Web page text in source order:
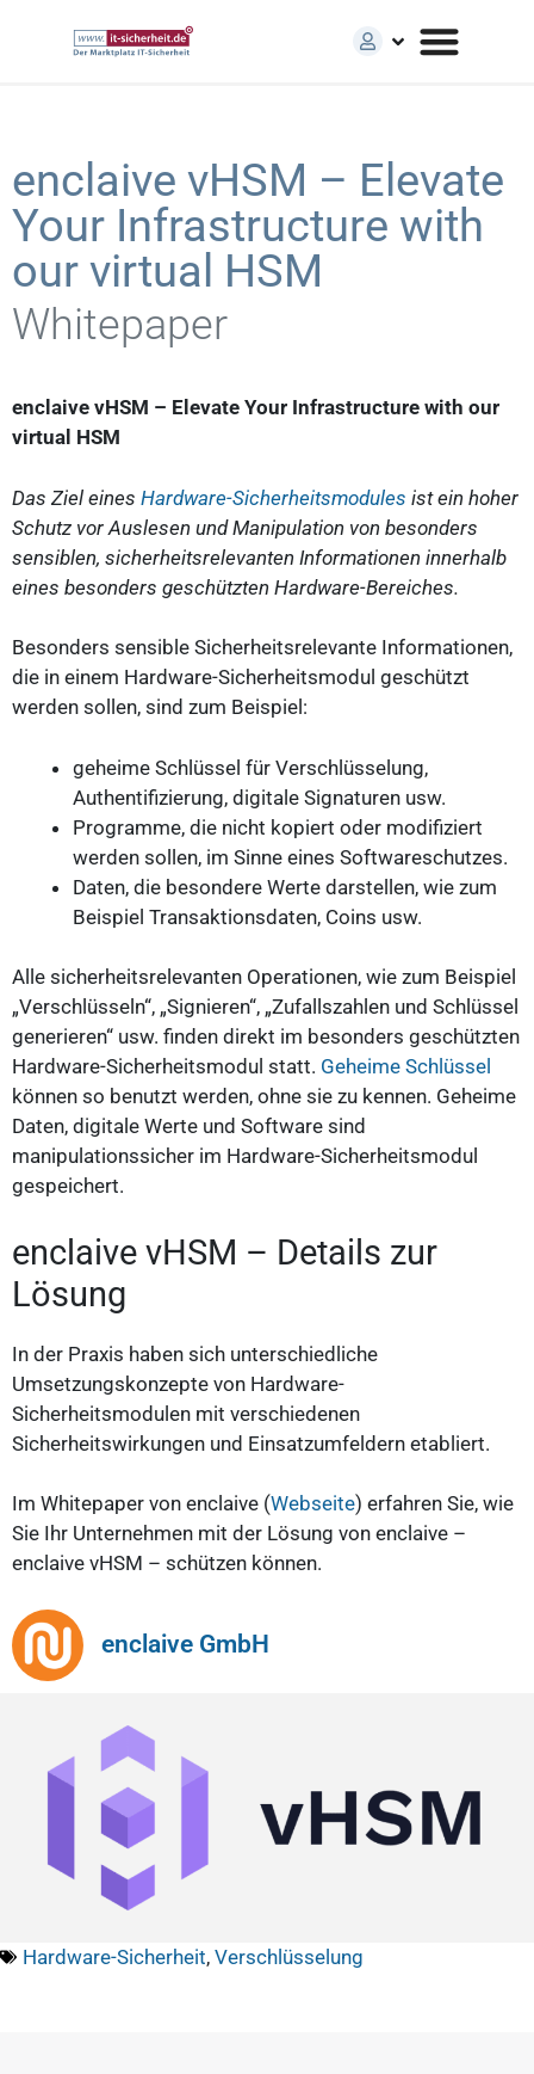
enclaive vHSM – Elevate
Your Infrastructure with
our virtual HSM
Whitepaper
enclaive vHSM – Elevate Your Infrastructure with our
virtual HSM
Das Ziel eines Hardware-Sicherheitsmodules ist ein hoher
Schutz vor Auslesen und Manipulation von besonders
sensiblen, sicherheitsrelevanten Informationen innerhalb
eines besonders geschützten Hardware-Bereiches.
Besonders sensible Sicherheitsrelevante Informationen,
die in einem Hardware-Sicherheitsmodul geschützt
werden sollen, sind zum Beispiel:
geheime Schlüssel für Verschlüsselung,
Authentifizierung, digitale Signaturen usw.
Programme, die nicht kopiert oder modifiziert
werden sollen, im Sinne eines Softwareschutzes.
Daten, die besondere Werte darstellen, wie zum
Beispiel Transaktionsdaten, Coins usw.
Alle sicherheitsrelevanten Operationen, wie zum Beispiel
„Verschlüsseln“, „Signieren“, „Zufallszahlen und Schlüssel
generieren“ usw. finden direkt im besonders geschützten
Hardware-Sicherheitsmodul statt. Geheime Schlüssel
können so benutzt werden, ohne sie zu kennen. Geheime
Daten, digitale Werte und Software sind
manipulationssicher im Hardware-Sicherheitsmodul
gespeichert.
enclaive vHSM – Details zur
Lösung
In der Praxis haben sich unterschiedliche
Umsetzungskonzepte von Hardware-
Sicherheitsmodulen mit verschiedenen
Sicherheitswirkungen und Einsatzumfeldern etabliert.
Im Whitepaper von enclaive (Webseite) erfahren Sie, wie
Sie Ihr Unternehmen mit der Lösung von enclaive –
enclaive vHSM – schützen können.
enclaive GmbH
Hardware-Sicherheit, Verschlüsselung